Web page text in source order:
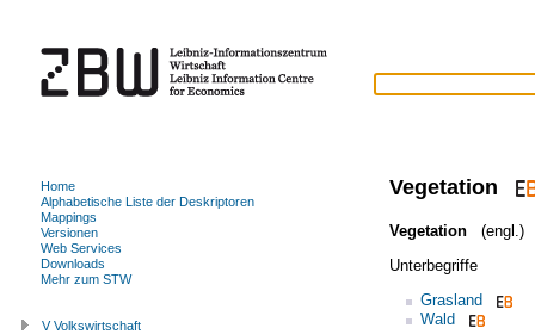
Vegetation
Vegetation
(engl.)
Unterbegriffe
Grasland
Wald
Home
Alphabetische Liste der Deskriptoren
Mappings
Versionen
Web Services
Downloads
Mehr zum STW
V Volkswirtschaft